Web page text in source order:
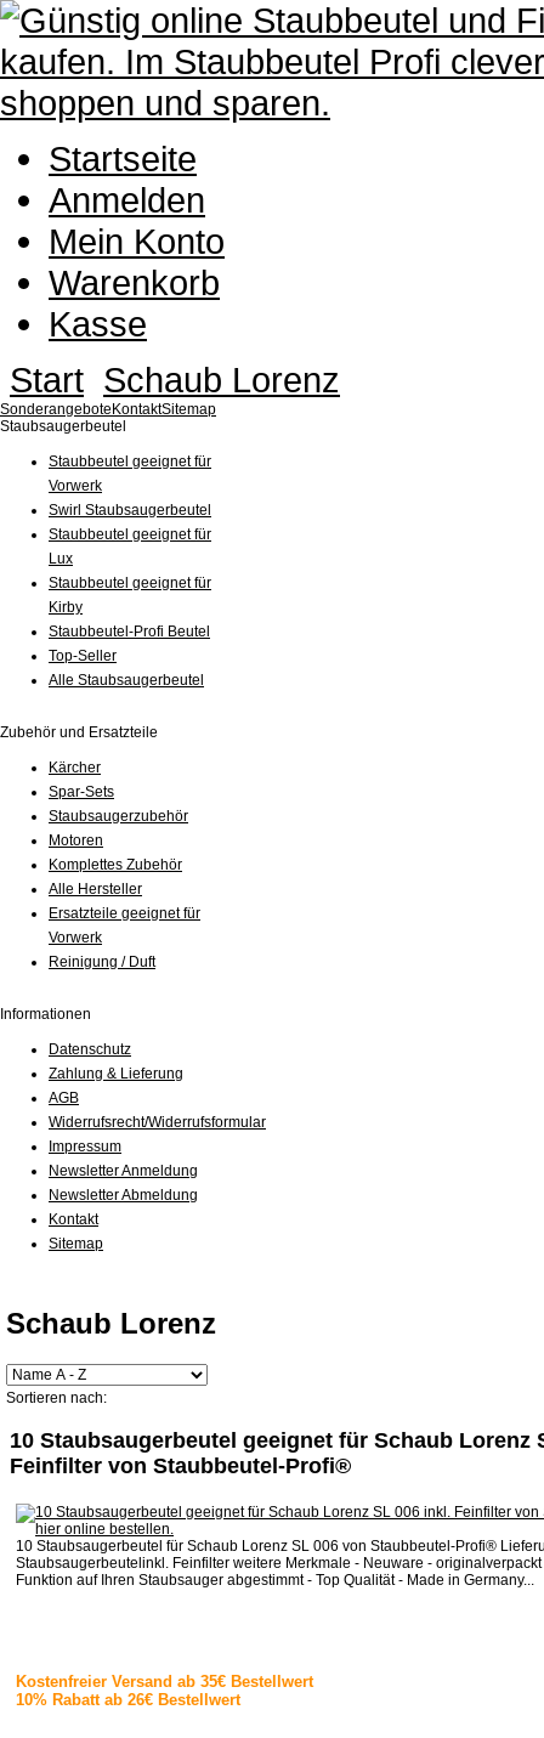
Startseite
Anmelden
Mein Konto
Warenkorb
Kasse
Start Schaub Lorenz
Sonderangebote KontaktSitemap
Staubsaugerbeutel
Staubbeutel geeignet für
Vorwerk
Swirl Staubsaugerbeutel
Staubbeutel geeignet für
Lux
Staubbeutel geeignet für
Kirby
Staubbeutel-Profi Beutel
Top-Seller
Alle Staubsaugerbeutel
Zubehör und Ersatzteile
Kärcher
Spar-Sets
Staubsaugerzubehör
Motoren
Komplettes Zubehör
Alle Hersteller
Ersatzteile geeignet für
Vorwerk
Reinigung / Duft
Informationen
Datenschutz
Zahlung & Lieferung
AGB
Widerrufsrecht/Widerrufsformular
Impressum
Newsletter Anmeldung
Newsletter Abmeldung
Kontakt
Sitemap
Schaub Lorenz
Sortieren nach:
10 Staubsaugerbeutel geeignet für Schaub Lorenz
Feinfilter von Staubbeutel-Profi®
10 Staubsaugerbeutel für Schaub Lorenz SL 006 von Staubbeutel-Profi®
Staubsaugerbeutelinkl. Feinfilter weitere Merkmale - Neuware -
Funktion auf Ihren Staubsauger abgestimmt - Top Qualität - Made in Germany...
Kostenfreier Versand ab 35€ Bestellwert
10% Rabatt ab 26€ Bestellwert